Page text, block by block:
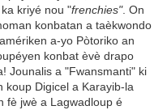
kriyé nou "frenchies". On
konbatan a taèkwondo
a-yo Pòtoriko an
konbat èvè drapo
Jounalis a "Fwansmanti" ki
koup Digicel a Karayib-la
fè jwè a Lagwadloup é